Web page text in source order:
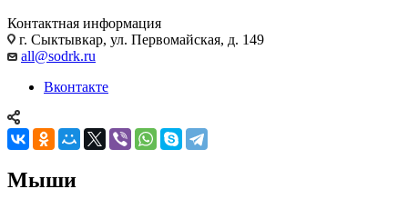
Контактная информация
г. Сыктывкар, ул. Первомайская, д. 149
all@sodrk.ru
Вконтакте
Мыши